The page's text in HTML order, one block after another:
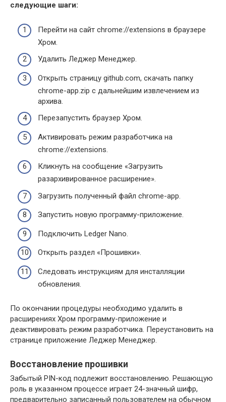
следующие шаги:
Перейти на сайт chrome://extensions в браузере
Хром.
Удалить Леджер Менеджер.
Открыть страницу github.com, скачать папку
chrome-app.zip с дальнейшим извлечением из
архива.
Перезапустить браузер Хром.
Активировать режим разработчика на
chrome://extensions.
Кликнуть на сообщение «Загрузить
разархивированное расширение».
Загрузить полученный файл chrome-app.
Запустить новую программу-приложение.
Подключить Ledger Nano.
Открыть раздел «Прошивки».
Следовать инструкциям для инсталляции
обновления.
По окончании процедуры необходимо удалить в
расширениях Хром программу-приложение и
деактивировать режим разработчика. Переустановить на
странице приложение Леджер Менеджер.
Восстановление прошивки
Забытый PIN-код подлежит восстановлению. Решающую
роль в указанном процессе играет 24-значный шифр,
предварительно записанный пользователем на обычном